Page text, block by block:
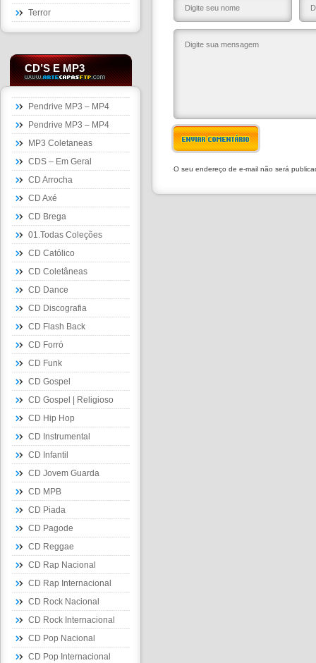
Terror
CD’S E MP3
Pendrive MP3 – MP4
Pendrive MP3 – MP4
MP3 Coletaneas
CDS – Em Geral
CD Arrocha
CD Axé
CD Brega
01.Todas Coleções
CD Católico
CD Coletâneas
CD Dance
CD Discografia
CD Flash Back
CD Forró
CD Funk
CD Gospel
CD Gospel | Religioso
CD Hip Hop
CD Instrumental
CD Infantil
CD Jovem Guarda
CD MPB
CD Piada
CD Pagode
CD Reggae
CD Rap Nacional
CD Rap Internacional
CD Rock Nacional
CD Rock Internacional
CD Pop Nacional
CD Pop Internacional
ENVIAR COMENTÁRIO
O seu endereço de e-mail não será